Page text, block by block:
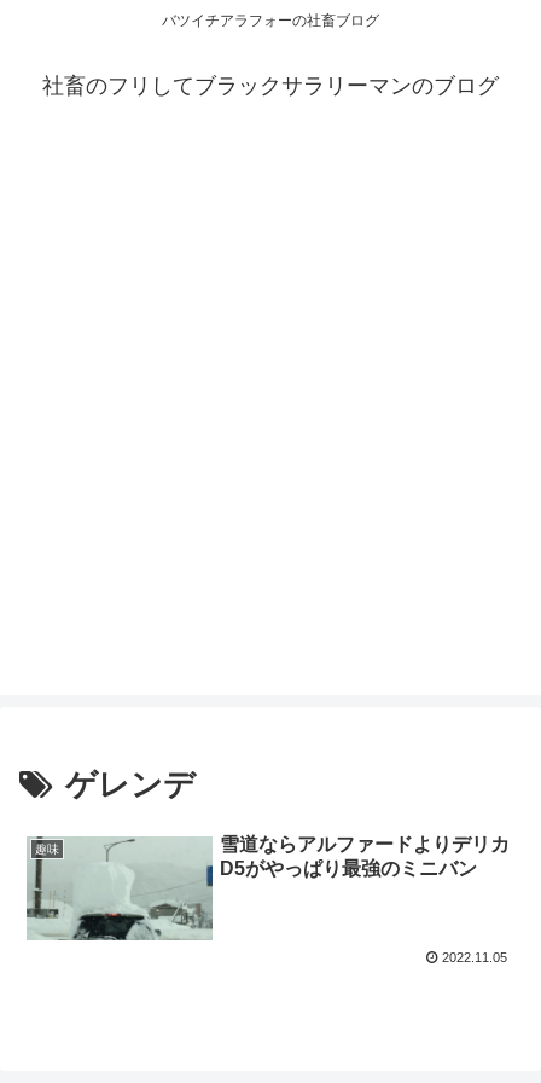
バツイチアラフォーの社畜ブログ
社畜のフリしてブラックサラリーマンのブログ
ゲレンデ
趣味
雪道ならアルファードよりデリカ
D5がやっぱり最強のミニバン
2022.11.05